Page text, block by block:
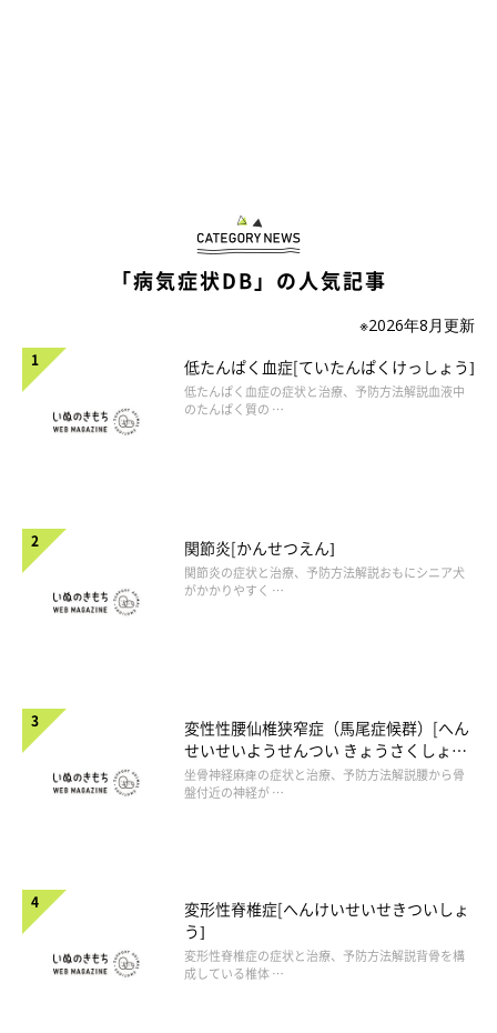
「病気症状DB」の人気記事
※2026年8月更新
低たんぱく血症[ていたんぱくけっしょう]
低たんぱく血症の症状と治療、予防方法解説血液中
のたんぱく質の …
関節炎[かんせつえん]
関節炎の症状と治療、予防方法解説おもにシニア犬
がかかりやすく …
変性性腰仙椎狭窄症（馬尾症候群）[へん
せいせいようせんつい きょうさくしょう
（ばびしょうこうぐん）]
坐骨神経麻痺の症状と治療、予防方法解説腰から骨
盤付近の神経が …
変形性脊椎症[へんけいせいせきついしょ
う]
変形性脊椎症の症状と治療、予防方法解説背骨を構
成している椎体 …